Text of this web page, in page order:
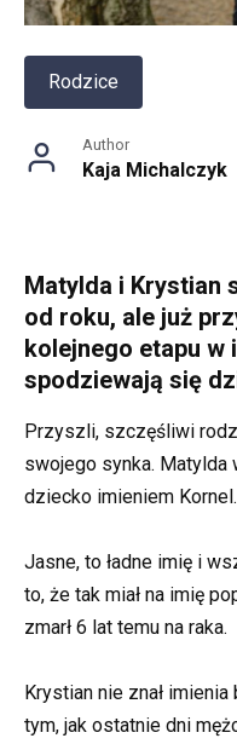
Rodzice
Author
Kaja Michalczyk
Matylda i Krystian
od roku, ale już
kolejnego etapu w
spodziewają się
Przyszli, szczęśliwi
swojego synka. Matylda
dziecko imieniem Kornel.
Jasne, to ładne imię i
to, że tak miał na imię
zmarł 6 lat temu na raka.
Krystian nie znał imienia
tym, jak ostatnie dni